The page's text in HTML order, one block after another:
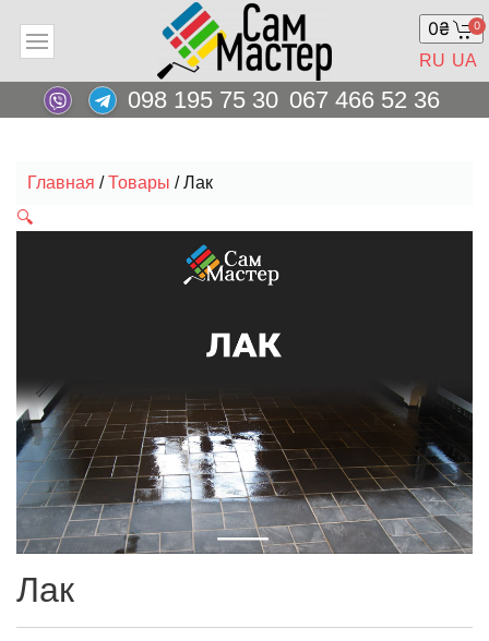
0₴ 0
RU UA
098 195 75 30 067 466 52 36
Главная /Товары / Лак
🔍
Лак